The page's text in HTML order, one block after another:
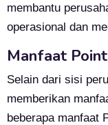
membantu
operasional dan
Manfaat
Selain dari sisi
memberikan
beberapa manfaat